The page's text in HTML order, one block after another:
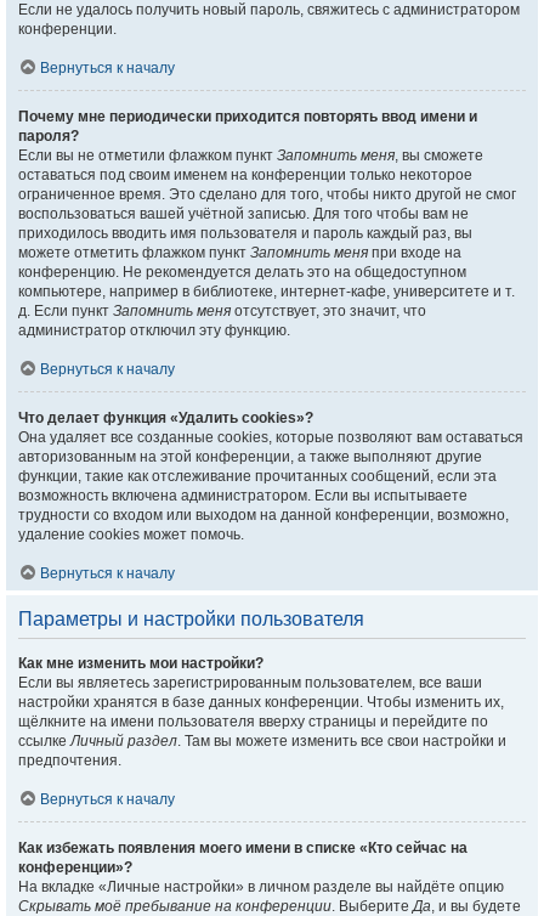
Если не удалось получить новый пароль, свяжитесь с администратором
конференции.
Вернуться к началу
Почему мне периодически приходится повторять ввод имени и
пароля?
Если вы не отметили флажком пункт Запомнить меня, вы сможете
оставаться под своим именем на конференции только некоторое
ограниченное время. Это сделано для того, чтобы никто другой не смог
воспользоваться вашей учётной записью. Для того чтобы вам не
приходилось вводить имя пользователя и пароль каждый раз, вы
можете отметить флажком пункт Запомнить меня при входе на
конференцию. Не рекомендуется делать это на общедоступном
компьютере, например в библиотеке, интернет-кафе, университете и т.
д. Если пункт Запомнить меня отсутствует, это значит, что
администратор отключил эту функцию.
Вернуться к началу
Что делает функция «Удалить cookies»?
Она удаляет все созданные cookies, которые позволяют вам оставаться
авторизованным на этой конференции, а также выполняют другие
функции, такие как отслеживание прочитанных сообщений, если эта
возможность включена администратором. Если вы испытываете
трудности со входом или выходом на данной конференции, возможно,
удаление cookies может помочь.
Вернуться к началу
Параметры и настройки пользователя
Как мне изменить мои настройки?
Если вы являетесь зарегистрированным пользователем, все ваши
настройки хранятся в базе данных конференции. Чтобы изменить их,
щёлкните на имени пользователя вверху страницы и перейдите по
ссылкеЛичный раздел. Там вы можете изменить все свои настройки и
предпочтения.
Вернуться к началу
Как избежать появления моего имени в списке «Кто сейчас на
конференции»?
На вкладке «Личные настройки» в личном разделе вы найдёте опцию
Скрывать моё пребывание на конференции. ВыберитеДа, и вы будете